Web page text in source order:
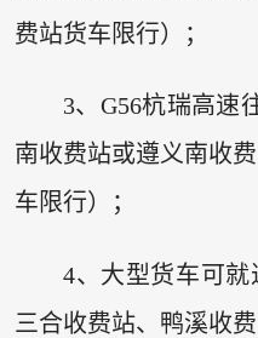
费站货车限行）；
3、G56杭瑞高速
南收费站或遵义南收
车限行）；
4、大型货车可
三合收费站、鸭溪收